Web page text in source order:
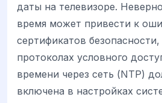
даты на телевизоре.
время может привести к
сертификатов
протоколах условного
времени через сеть (NTP)
включена в настройках